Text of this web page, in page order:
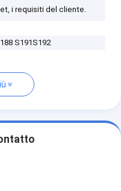
i requisiti del cliente.
S191S192